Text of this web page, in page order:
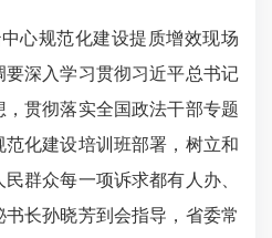
规范化建设提质增效现场
深入学习贯彻习近平总书记
，贯彻落实全国政法干部专题
化建设培训班部署，树立和
群众每一项诉求都有人办、
长孙晓芳到会指导，省委常